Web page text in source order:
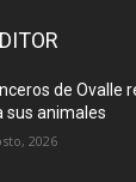
de Ovalle
sus animales
2026